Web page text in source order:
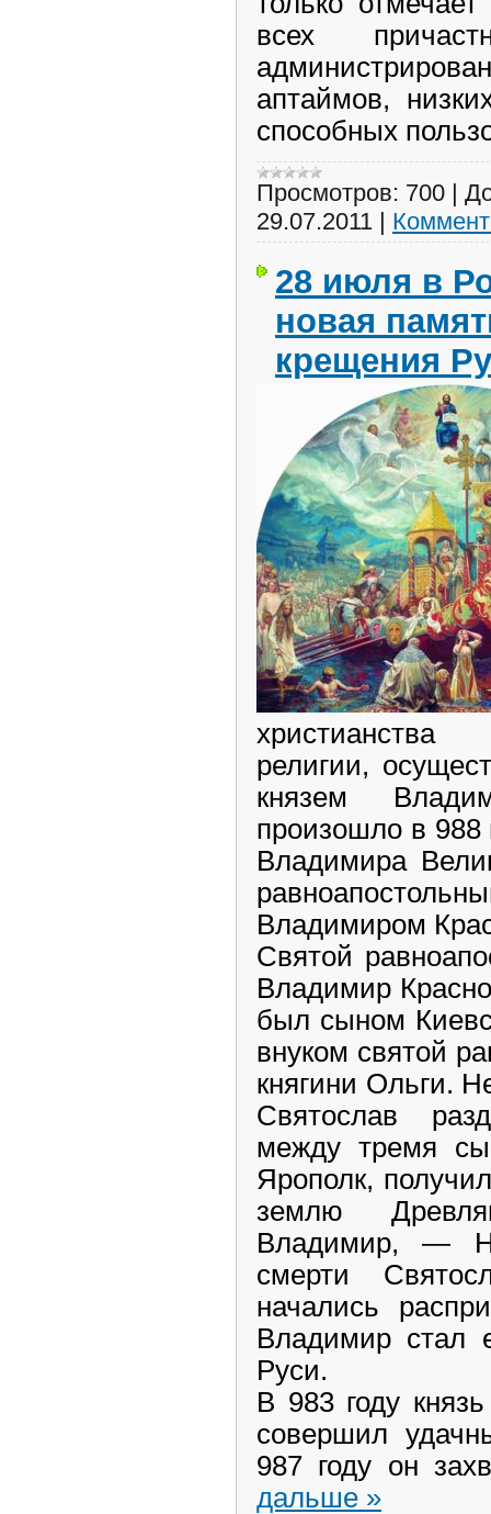
всех
аптаймов,
способных
Просмотров: 700 |
29.07.2011 |
28 июля в
новая
крещения
христианства
религии,
князем
произошло в 988
Владимира
Владимиром
Святой
Владимир
был сыном
внуком святой
княгини Ольги.
Святослав
между тремя
Ярополк,
землю
Владимир, —
смерти
начались
Владимир стал
Руси.
В 983 году
совершил
987 году он
дальше »